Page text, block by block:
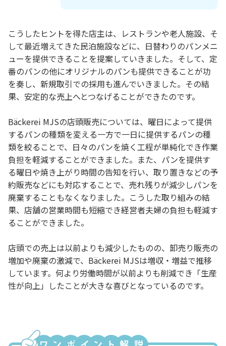
こうしたヒントを得た店主は、レストランや老人施設、そ
して最近増えてきた民泊施設などに、日替わりのパンメニ
ューを提供できることを提案していきました。そして、定
番のパンの他にオリジナルのパンも提供できることが功
を奏し、新規取引での採用も進んでいきました。その結
果、安定的な売上へとつなげることができたのです。
Bäckerei MJSの店頭販売については、曜日によって提供
するパンの種類を変える一方で一日に提供するパンの種
類を絞ることで、日々のパンを焼く工程が単純化でき作業
負担を軽減することができました。また、パンを提供す
る曜日や焼き上がり時間の告知を行い、取り置きなどの予
約販売などにも対応することで、売れ残りが減少しパンを
廃棄することもなくなりました。こうした取り組みの結
果、店舗の営業時間も短縮でき経営者夫婦の負担も軽減す
ることができました。
店頭での売上は以前よりも減少したものの、卸売り販売の
増加や廃棄の激減で、Bäckerei MJSは増収・増益で推移
しています。何より労働時間が以前よりも削減でき「生産
性が向上」したことが大きな喜びとなっているのです。